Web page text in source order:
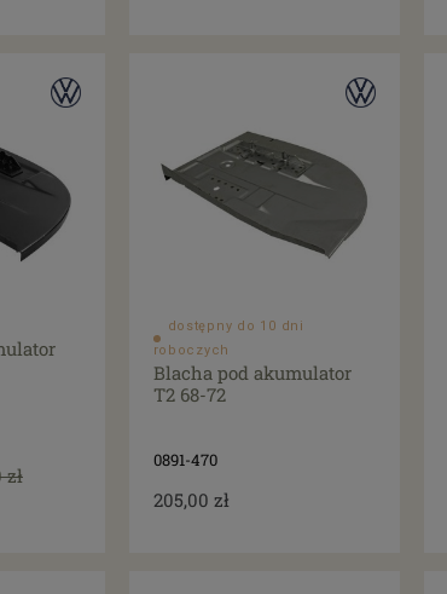
zł
dostępny do 10 dni
roboczych
Blacha pod akumulator
T2 68-72
0891-470
205,00 zł